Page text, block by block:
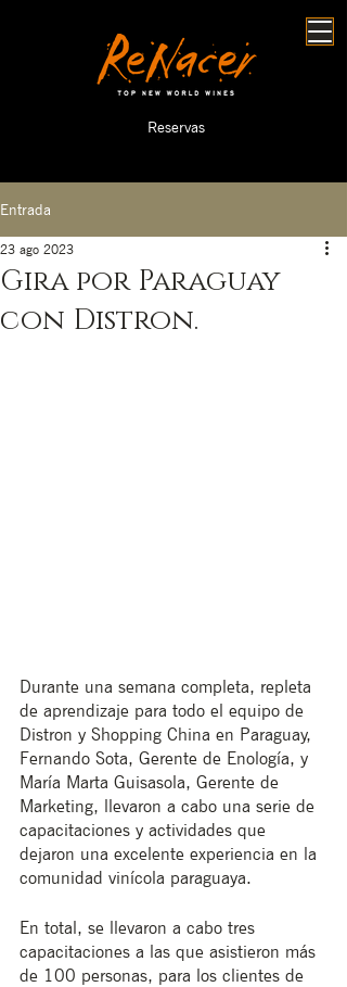
Reservas
Entrada
Gira por Paraguay
con Distron.
23 ago 2023
Durante una semana completa, repleta
de aprendizaje para todo el equipo de
Distron y Shopping China en Paraguay,
Fernando Sota, Gerente de Enología, y
María Marta Guisasola, Gerente de
Marketing, llevaron a cabo una serie de
capacitaciones y actividades que
dejaron una excelente experiencia en la
comunidad vinícola paraguaya.
En total, se llevaron a cabo tres
capacitaciones a las que asistieron más
de 100 personas, para los clientes de